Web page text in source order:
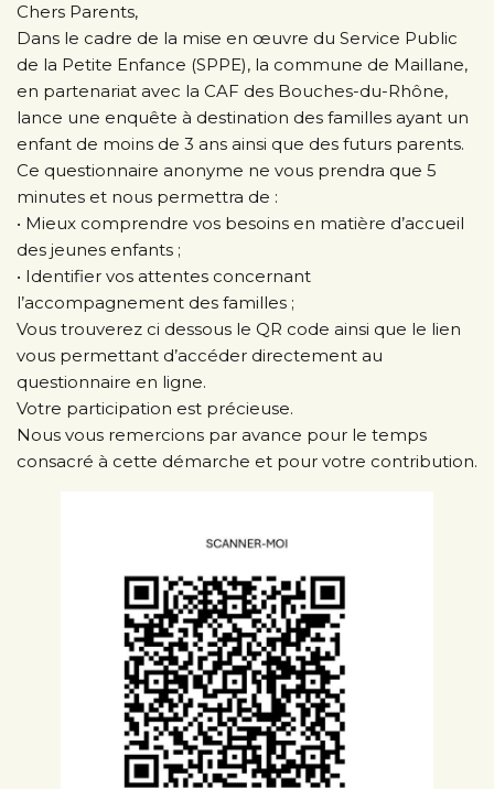
Chers Parents,
Dans le cadre de la mise en œuvre du Service Public
de la Petite Enfance (SPPE), la commune de Maillane,
en partenariat avec la CAF des Bouches-du-Rhône,
lance une enquête à destination des familles ayant un
enfant de moins de 3 ans ainsi que des futurs parents.
Ce questionnaire anonyme ne vous prendra que 5
minutes et nous permettra de :
• Mieux comprendre vos besoins en matière d’accueil
des jeunes enfants ;
• Identifier vos attentes concernant
l’accompagnement des familles ;
Vous trouverez ci dessous le QR code ainsi que le lien
vous permettant d’accéder directement au
questionnaire en ligne.
Votre participation est précieuse.
Nous vous remercions par avance pour le temps
consacré à cette démarche et pour votre contribution.